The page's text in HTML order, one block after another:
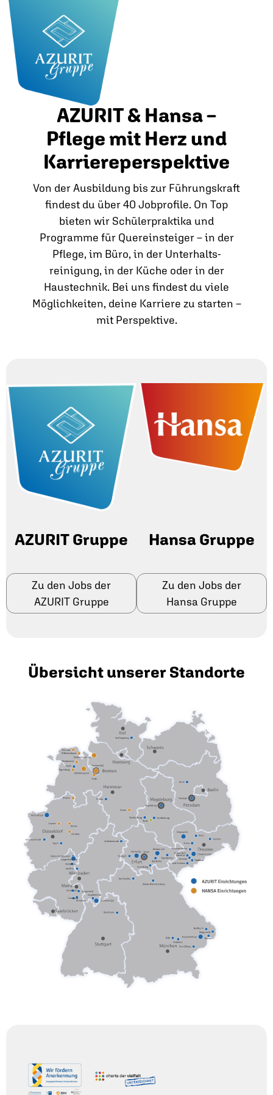
AZURIT & Hansa –
Pflege mit Herz und
Karriereperspektive
Von der Ausbildung bis zur Führungskraft
findest du über 40 Jobprofile. On Top
bieten wir Schülerpraktika und
Programme für Quereinsteiger – in der
Pflege, im Büro, in der Unterhalts­
reinigung, in der Küche oder in der
Haustechnik. Bei uns findest du viele
Möglichkeiten, deine Karriere zu starten –
mit Perspektive.
AZURIT Gruppe
Zu den Jobs der
AZURIT Gruppe
Hansa Gruppe
Zu den Jobs der
Hansa Gruppe
Übersicht unserer Standorte